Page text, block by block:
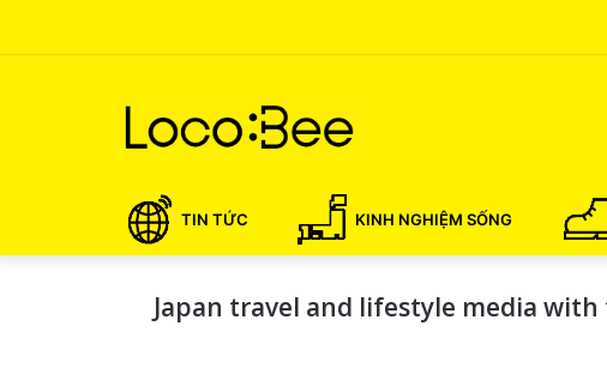
TIN TỨC KINH NGHIỆM SỐNG
Japan travel and lifestyle media